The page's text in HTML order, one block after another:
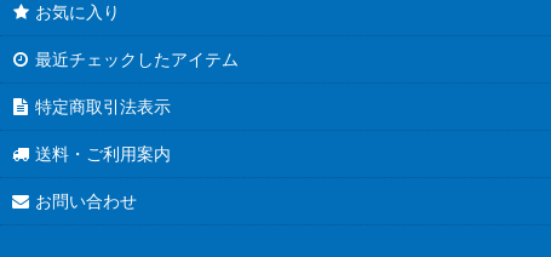
お気に入り
最近チェックしたアイテム
特定商取引法表示
送料・ご利用案内
お問い合わせ